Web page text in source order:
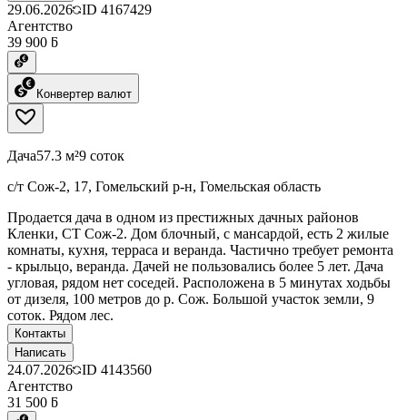
29.06.2026 ID 4167429
Агентство
39 900 ƃ
Конвертер валют
Дача57.3 м²9 соток
с/т Сож-2, 17, Гомельский р-н, Гомельская область
Продается дача в одном из престижных дачных районов
Кленки, СТ Сож-2. Дом блочный, с мансардой, есть 2 жилые
комнаты, кухня, терраса и веранда. Частично требует ремонта
- крыльцо, веранда. Дачей не пользовались более 5 лет. Дача
угловая, рядом нет соседей. Расположена в 5 минутах ходьбы
от дизеля, 100 метров до р. Сож. Большой участок земли, 9
соток. Рядом лес.
Контакты
Написать
24.07.2026 ID 4143560
Агентство
31 500 ƃ